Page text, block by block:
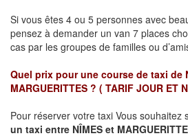
Si vous êtes 4 ou 5 personnes avec
pensez à demander un van 7 places
cas par les groupes de familles ou
Quel prix pour une course de taxi de
MARGUERITTES ? ( TARIF JOUR ET
Pour réserver votre taxi Vous souhaitez
un taxi entre NÎMES et